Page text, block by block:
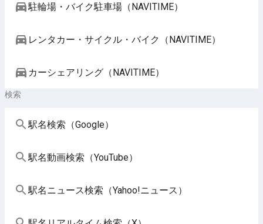
駐輪場・バイク駐車場（NAVITIME）
レンタカー・サイクル・バイク（NAVITIME）
カーシェアリング（NAVITIME）
検索
駅名検索（Google）
駅名動画検索（YouTube）
駅名ニュース検索（Yahoo!ニュース）